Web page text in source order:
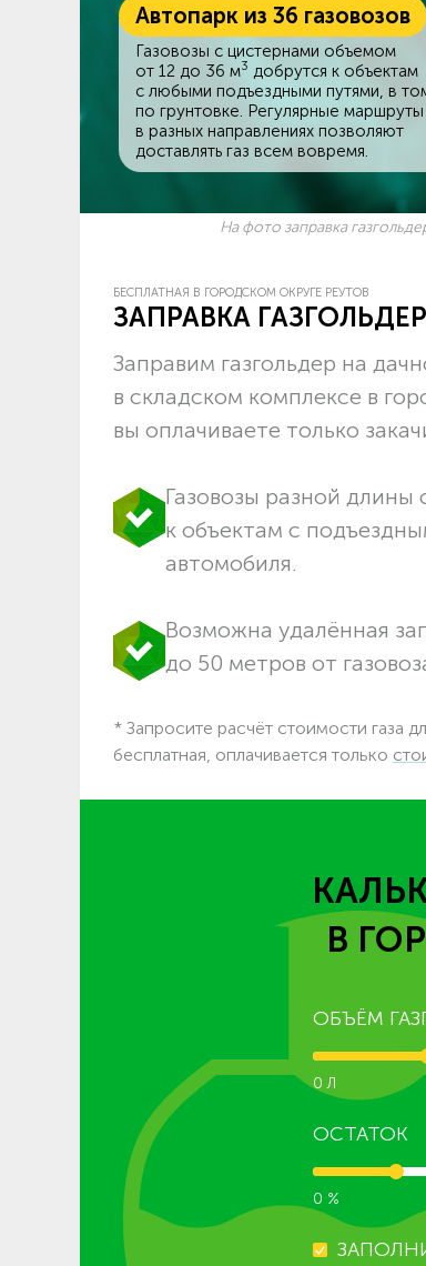
Автопарк из 36 газовозов
Газовозы с цистернами объемом
от 12 до 36 м3 добрутся к объектам
c любыми подъездными путями, в
по грунтовке. Регулярные маршруты
в разных направлениях позволяют
доставлять газ всем вовремя.
На фото заправка
БЕСПЛАТНАЯ В ГОРОДСКОМ ОКРУГЕ РЕУТОВ
ЗАПРАВКА
Заправим газгольдер на
в складском комплексе в
вы оплачиваете только
Газовозы разной
к объектам c
автомобиля.
Возможна удалённая
до 50 метров от
* Запросите расчёт стоимости газа
бесплатная, оплачивается только
В
ОБЪЁМ
0 Л
ОСТАТОК
0 %